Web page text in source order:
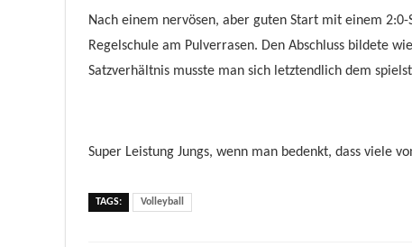
Nach einem nervösen, aber guten Start mit einem
Regelschule am Pulverrasen. Den Abschluss bildete
Satzverhältnis musste man sich letztendlich dem
Super Leistung Jungs, wenn man bedenkt, dass viele
TAGS: Volleyball